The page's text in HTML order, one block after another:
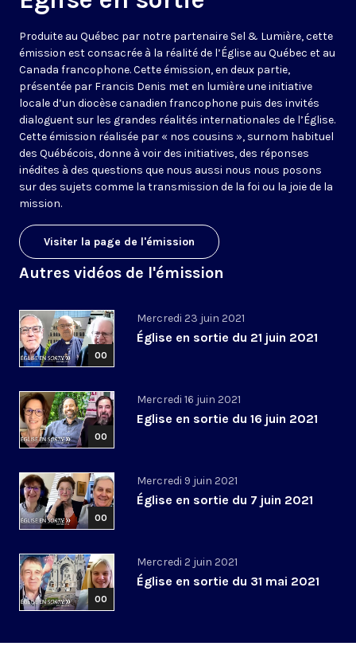
Produite au Québec par notre partenaire Sel & Lumière, cette
émission est consacrée à la réalité de l’Église au Québec et au
Canada francophone. Cette émission, en deux partie,
présentée par Francis Denis met en lumière une initiative
locale d’un diocèse canadien francophone puis des invités
dialoguent sur les grandes réalités internationales de l’Église.
Cette émission réalisée par « nos cousins », surnom habituel
des Québécois, donne à voir des initiatives, des réponses
inédites à des questions que nous aussi nous nous posons
sur des sujets comme la transmission de la foi ou la joie de la
mission.
Visiter la page de l'émission
Autres vidéos de l'émission
00
Mercredi 23 juin 2021
Église en sortie du 21 juin 2021
00
Mercredi 16 juin 2021
Eglise en sortie du 16 juin 2021
00
Mercredi 9 juin 2021
Église en sortie du 7 juin 2021
00
Mercredi 2 juin 2021
Église en sortie du 31 mai 2021